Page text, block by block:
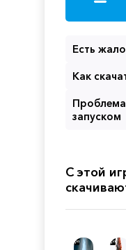
Есть
Как
Проблема
запуском
С этой